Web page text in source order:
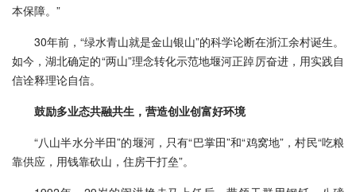
本保障。”
30年前，“绿水青山就是金山银山”的科学论断在浙江余村诞生。
如今，湖北确定的“两山”理念转化示范地堰河正踔厉奋进，用实践自
信诠释理论自信。
鼓励多业态共融共生，营造创业创富好环境
“八山半水分半田”的堰河，只有“巴掌田”和“鸡窝地”，村民“吃粮
靠供应，用钱靠砍山，住房干打垒”。